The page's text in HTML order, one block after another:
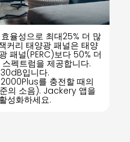
율성으로 최대25% 더 많
커리 태양광 패널은 태양
패널(PERC)보다 50% 더
펙트럼을 제공합니다.
입니다.
를 충전할 때의
의 소음). Jackery 앱을
성화하세요.